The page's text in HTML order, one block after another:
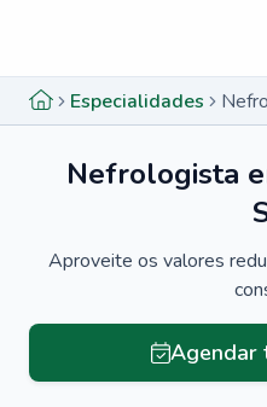
Especialidades
Nefrologista
Aproveite os valores
Agendar